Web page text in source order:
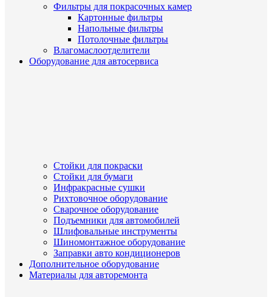
Фильтры для покрасочных камер
Картонные фильтры
Напольные фильтры
Потолочные фильтры
Влагомаслоотделители
Оборудование для автосервиса
Стойки для покраски
Стойки для бумаги
Инфракрасные сушки
Рихтовочное оборудование
Сварочное оборудование
Подъемники для автомобилей
Шлифовальные инструменты
Шиномонтажное оборудование
Заправки авто кондиционеров
Дополнительное оборудование
Материалы для авторемонта